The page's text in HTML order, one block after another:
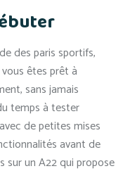
des paris sportifs,
êtes prêt à
sans jamais
temps à tester
de petites mises
avant de
sur un A22 qui propose